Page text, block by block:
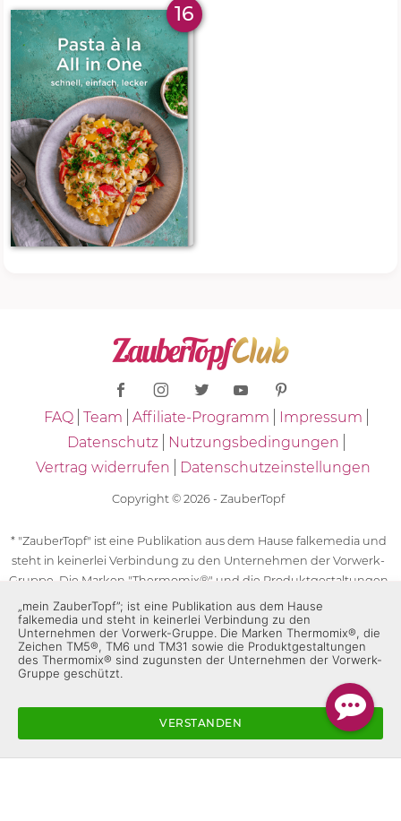
16
FAQ Team Affiliate-Programm
Impressum
Datenschutz
Nutzungsbedingungen
Vertrag widerrufen
Datenschutzeinstellungen
Copyright © 2026 - ZauberTopf
* "ZauberTopf" ist eine Publikation aus dem Hause falkemedia und
steht in keinerlei Verbindung zu den Unternehmen der Vorwerk-
Gruppe. Die Marken "Thermomix®" und die Produktgestaltungen
des "Thermomix®" sind eingetragene Marken der Unternehmen
der Vorwerk-Gruppe. Die Marken Thermomix®, die Zeichen TM5®,
TM6 und TM31 sowie die Produktgestaltungen des Thermomix®
sind zugunsten der Unternehmen der Vorwerk-Gruppe
geschützt. Für die Rezeptangaben in "ZauberTopf" ist
„mein ZauberTopf”; ist eine Publikation aus dem Hause
falkemedia und steht in keinerlei Verbindung zu den
Unternehmen der Vorwerk-Gruppe. Die Marken Thermomix®, die
Zeichen TM5®, TM6 und TM31 sowie die Produktgestaltungen
des Thermomix® sind zugunsten der Unternehmen der Vorwerk-
Gruppe geschützt.
VERSTANDEN